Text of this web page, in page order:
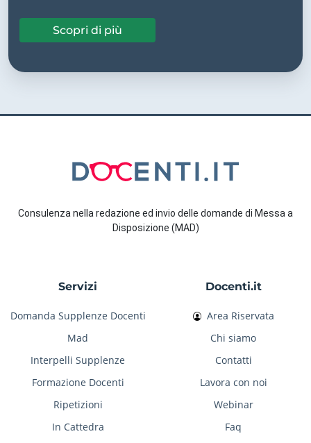
Scopri di più
Consulenza nella redazione ed invio delle domande di Messa a
Disposizione (MAD)
Servizi
Domanda Supplenze Docenti
Mad
Interpelli Supplenze
Formazione Docenti
Ripetizioni
In Cattedra
Docenti.it
Area Riservata
Chi siamo
Contatti
Lavora con noi
Webinar
Faq